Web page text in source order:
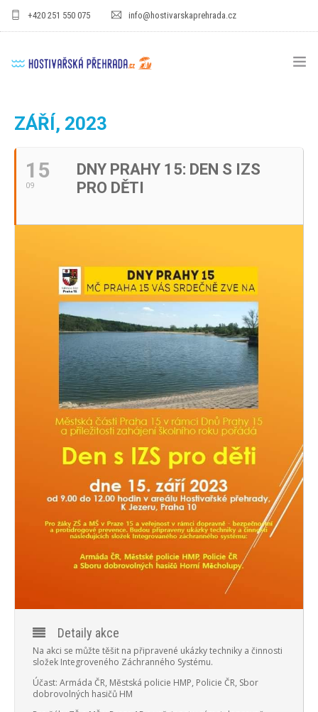
+420 251 550 075 info@hostivarskaprehrada.cz
SPORT
PRO FIRMY
PROGRAM
WEBKAMERA
ZÁŘÍ, 2023
15
09
DNY PRAHY 15: DEN S IZS
PRO DĚTI
Detaily akce
Na akci se můžte těšit na připravené ukázky techniky a činnosti
složek Integroveného Záchranného Systému.
Účast: Armáda ČR, Městská policie HMP, Policie ČR, Sbor
dobrovolných hasičů HM